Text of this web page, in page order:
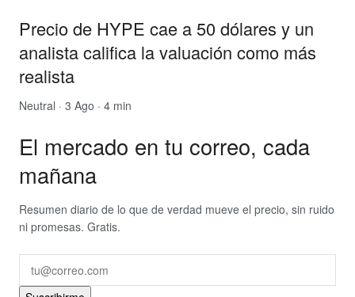
Precio de HYPE cae a 50 dólares y un
analista califica la valuación como más
realista
Neutral · 3 Ago · 4 min
El mercado en tu correo, cada
mañana
Resumen diario de lo que de verdad mueve el precio, sin ruido
ni promesas. Gratis.